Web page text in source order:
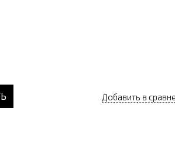
Добавить в